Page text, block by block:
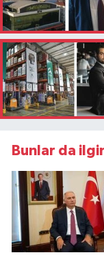
Bunlar da